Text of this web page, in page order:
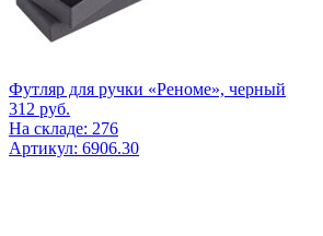
Футляр для ручки «Реноме», черный
312 руб.
На складе: 276
Артикул: 6906.30